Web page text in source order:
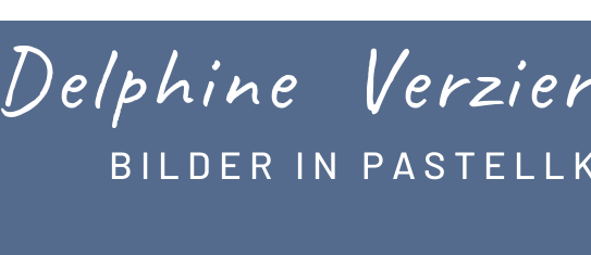
Delphine
B I L D E R I N P A S T E L L